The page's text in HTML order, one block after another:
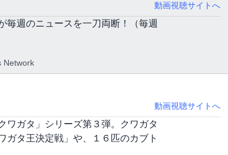
動画視聴サイトへ
毎週のニュースを一刀両断！（毎週
Network
動画視聴サイトへ
ワガタ」シリーズ第３弾。クワガタ
ガタ王決定戦」や、１６匹のカブト